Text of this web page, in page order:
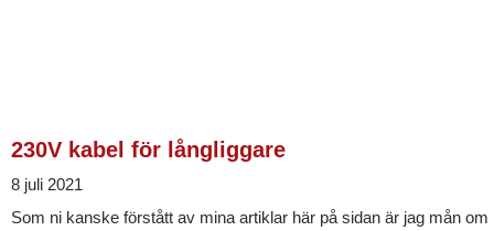
230V kabel för långliggare
8 juli 2021
Som ni kanske förstått av mina artiklar här på sidan är jag mån om